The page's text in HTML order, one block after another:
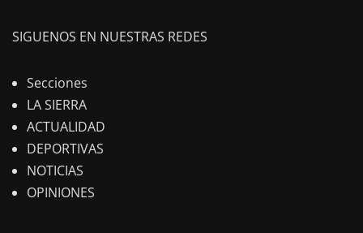
SIGUENOS EN NUESTRAS REDES
Secciones
LA SIERRA
ACTUALIDAD
DEPORTIVAS
NOTICIAS
OPINIONES